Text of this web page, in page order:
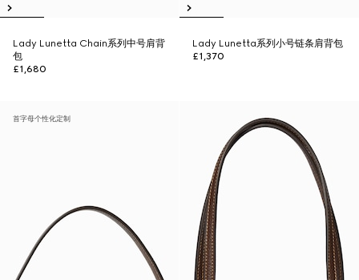
Lady Lunetta Chain系列中号肩背
包
£1,680
Lady Lunetta系列小号链条肩背包
£1,370
首字母个性化定制